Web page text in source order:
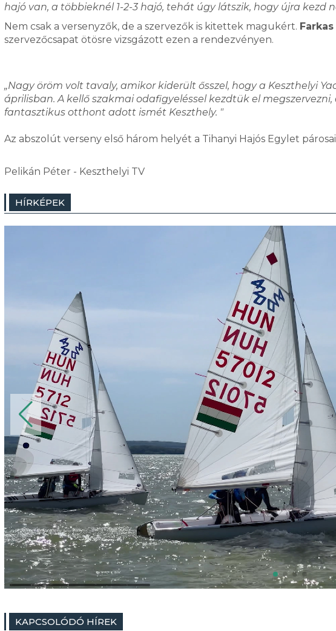
hajó van, a többieknél 1-2-3 hajó, tehát úgy látszik, hogy újra kezd
Nem csak a versenyzők, de a szervezők is kitettek magukért.
szervezőcsapat ötösre vizsgázott ezen a rendezvényen.
„Nagy öröm volt tavaly, amikor kiderült ősszel, hogy a Keszthelyi
áprilisban. A kellő szakmai odafigyeléssel kezdtük el
fantasztikus otthont adott ismét Keszthely. "
Az abszolút verseny első három helyét a Tihanyi Hajós Egylet
Pelikán Péter - Keszthelyi TV
HÍRKÉPEK
KAPCSOLÓDÓ HÍREK